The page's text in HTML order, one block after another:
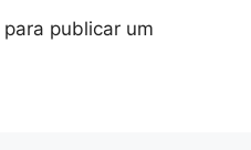
para publicar um